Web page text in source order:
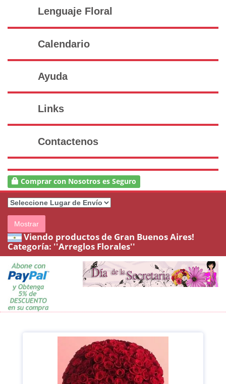
Lenguaje Floral
Calendario
Ayuda
Links
Contactenos
Comprar con Nosotros es Seguro
Mostrar
Viendo productos de Gran Buenos Aires!
Categoría: ''Arreglos Florales''